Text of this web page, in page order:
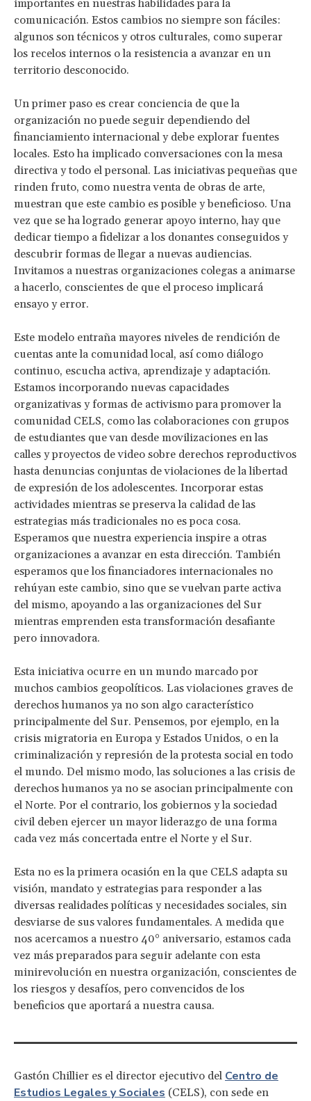
importantes en nuestras habilidades para la
comunicación. Estos cambios no siempre son fáciles:
algunos son técnicos y otros culturales, como superar
los recelos internos o la resistencia a avanzar en un
territorio desconocido.
Un primer paso es crear conciencia de que la
organización no puede seguir dependiendo del
financiamiento internacional y debe explorar fuentes
locales. Esto ha implicado conversaciones con la mesa
directiva y todo el personal. Las iniciativas pequeñas que
rinden fruto, como nuestra venta de obras de arte,
muestran que este cambio es posible y beneficioso. Una
vez que se ha logrado generar apoyo interno, hay que
dedicar tiempo a fidelizar a los donantes conseguidos y
descubrir formas de llegar a nuevas audiencias.
Invitamos a nuestras organizaciones colegas a animarse
a hacerlo, conscientes de que el proceso implicará
ensayo y error.
Este modelo entraña mayores niveles de rendición de
cuentas ante la comunidad local, así como diálogo
continuo, escucha activa, aprendizaje y adaptación.
Estamos incorporando nuevas capacidades
organizativas y formas de activismo para promover la
comunidad CELS, como las colaboraciones con grupos
de estudiantes que van desde movilizaciones en las
calles y proyectos de video sobre derechos reproductivos
hasta denuncias conjuntas de violaciones de la libertad
de expresión de los adolescentes. Incorporar estas
actividades mientras se preserva la calidad de las
estrategias más tradicionales no es poca cosa.
Esperamos que nuestra experiencia inspire a otras
organizaciones a avanzar en esta dirección. También
esperamos que los financiadores internacionales no
rehúyan este cambio, sino que se vuelvan parte activa
del mismo, apoyando a las organizaciones del Sur
mientras emprenden esta transformación desafiante
pero innovadora.
Esta iniciativa ocurre en un mundo marcado por
muchos cambios geopolíticos. Las violaciones graves de
derechos humanos ya no son algo característico
principalmente del Sur. Pensemos, por ejemplo, en la
crisis migratoria en Europa y Estados Unidos, o en la
criminalización y represión de la protesta social en todo
el mundo. Del mismo modo, las soluciones a las crisis de
derechos humanos ya no se asocian principalmente con
el Norte. Por el contrario, los gobiernos y la sociedad
civil deben ejercer un mayor liderazgo de una forma
cada vez más concertada entre el Norte y el Sur.
Esta no es la primera ocasión en la que CELS adapta su
visión, mandato y estrategias para responder a las
diversas realidades políticas y necesidades sociales, sin
desviarse de sus valores fundamentales. A medida que
nos acercamos a nuestro 40° aniversario, estamos cada
vez más preparados para seguir adelante con esta
minirevolución en nuestra organización, conscientes de
los riesgos y desafíos, pero convencidos de los
beneficios que aportará a nuestra causa.
Gastón Chillier es el director ejecutivo del Centro de
Estudios Legales y Sociales (CELS), con sede en